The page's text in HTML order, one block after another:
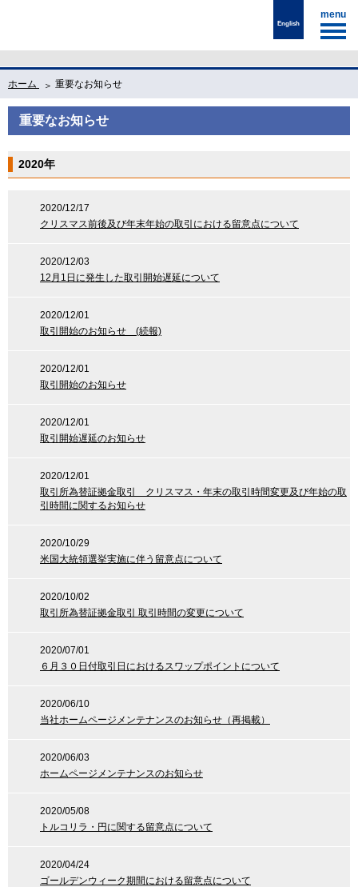
English
ホーム 重要なお知らせ
重要なお知らせ
2020年
2020/12/17
クリスマス前後及び年末年始の取引における留意点について
2020/12/03
12月1日に発生した取引開始遅延について
2020/12/01
取引開始のお知らせ (続報)
2020/12/01
取引開始のお知らせ
2020/12/01
取引開始遅延のお知らせ
2020/12/01
取引所為替証拠金取引 クリスマス・年末の取引時間変更及び年始の取
引時間に関するお知らせ
2020/10/29
米国大統領選挙実施に伴う留意点について
2020/10/02
取引所為替証拠金取引 取引時間の変更について
2020/07/01
６月３０日付取引日におけるスワップポイントについて
2020/06/10
当社ホームページメンテナンスのお知らせ（再掲載）
2020/06/03
ホームページメンテナンスのお知らせ
2020/05/08
トルコリラ・円に関する留意点について
2020/04/24
ゴールデンウィーク期間における留意点について
menu